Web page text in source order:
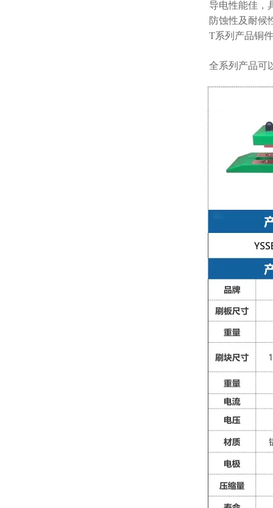
导电性能佳，
防蚀性及耐候
T系列产品铜
全系列产品可